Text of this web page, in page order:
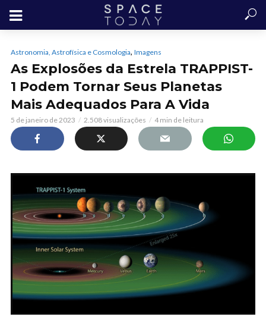
Astronomia, Astrofísica e Cosmologia, Imagens
As Explosões da Estrela TRAPPIST-
1 Podem Tornar Seus Planetas
Mais Adequados Para A Vida
5 de janeiro de 2023 2.508 visualizações 4 min de leitura